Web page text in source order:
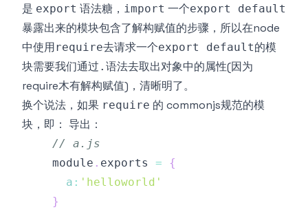
是 export 语法糖， import 一个export default
暴露出来的模块包含了解构赋值的步骤，所以在node
中使用require去请求一个export default的模
块需要我们通过 . 语法去取出对象中的属性(因为
require木有解构赋值)，清晰明了。
换个说法，如果 require 的 commonjs规范的模
块，即： 导出：
// a.js
    module
. exports =
{
a : 'helloworld'
}